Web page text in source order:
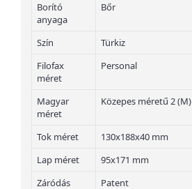
Borító
anyaga
Bőr
Szín
Türkiz
Filofax
méret
Personal
Magyar
méret
Közepes méretű 2 (M)
Tok méret
130x188x40 mm
Lap méret
95x171 mm
Záródás
Patent